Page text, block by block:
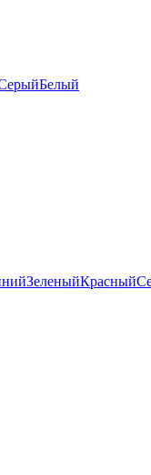
Белый
ЗеленыйКрасный